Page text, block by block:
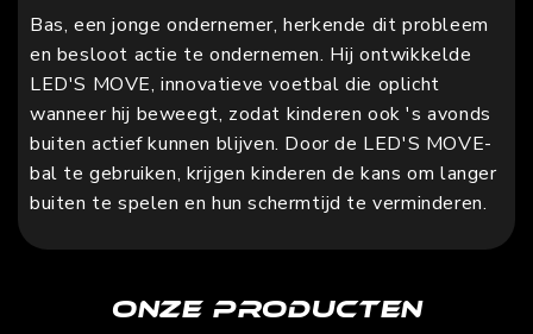
Bas, een jonge ondernemer, herkende dit probleem
en besloot actie te ondernemen. Hij ontwikkelde
LED'S MOVE, innovatieve voetbal die oplicht
wanneer hij beweegt, zodat kinderen ook 's avonds
buiten actief kunnen blijven. Door de LED'S MOVE-
bal te gebruiken, krijgen kinderen de kans om langer
buiten te spelen en hun schermtijd te verminderen.
Onze producten